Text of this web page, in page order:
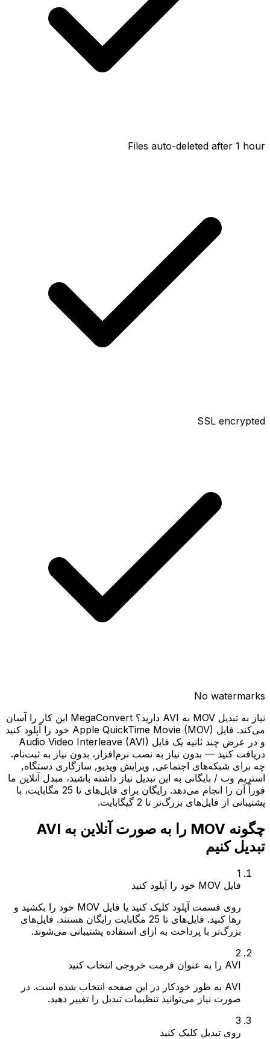
Files auto-deleted after 1 hour
SSL encrypted
No watermarks
نیاز به تبدیل MOV به AVI دارید؟ MegaConvert این کار را آسان
می‌کند. فایل Apple QuickTime Movie (MOV) خود را آپلود کنید
و در عرض چند ثانیه یک فایل Audio Video Interleave (AVI)
دریافت کنید — بدون نیاز به نصب نرم‌افزار، بدون نیاز به ثبت‌نام.
چه برای شبکه‌های اجتماعی, ویرایش ویدیو, سازگاری دستگاه,
استریم وب / بایگانی به این تبدیل نیاز داشته باشید، مبدل آنلاین ما
فوراً آن را انجام می‌دهد. رایگان برای فایل‌های تا 25 مگابایت، با
پشتیبانی از فایل‌های بزرگ‌تر تا 2 گیگابایت.
چگونه MOV را به صورت آنلاین به AVI
تبدیل کنیم
1
فایل MOV خود را آپلود کنید
روی قسمت آپلود کلیک کنید یا فایل MOV خود را بکشید و
رها کنید. فایل‌های تا 25 مگابایت رایگان هستند. فایل‌های
بزرگ‌تر با پرداخت به ازای استفاده پشتیبانی می‌شوند.
2
AVI را به عنوان فرمت خروجی انتخاب کنید
AVI به طور خودکار در این صفحه انتخاب شده است. در
صورت نیاز می‌توانید تنظیمات تبدیل را تغییر دهید.
3
روی تبدیل کلیک کنید